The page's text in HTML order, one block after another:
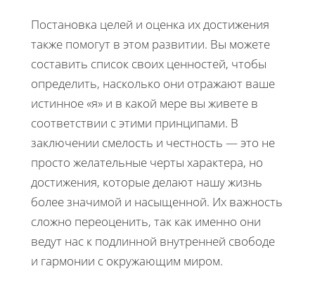
Постановка целей и оценка их достижения
также помогут в этом развитии. Вы можете
составить список своих ценностей, чтобы
определить, насколько они отражают ваше
истинное «я» и в какой мере вы живете в
соответствии с этими принципами. В
заключении смелость и честность — это не
просто желательные черты характера, но
достижения, которые делают нашу жизнь
более значимой и насыщенной. Их важность
сложно переоценить, так как именно они
ведут нас к подлинной внутренней свободе
и гармонии с окружающим миром.